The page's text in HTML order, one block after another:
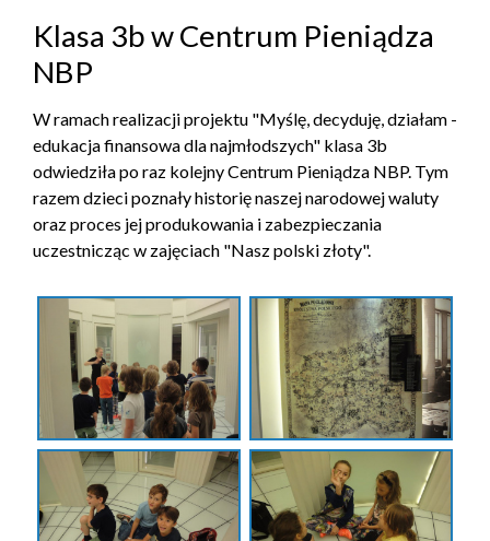
Klasa 3b w Centrum Pieniądza
NBP
W ramach realizacji projektu "Myślę, decyduję, działam -
edukacja finansowa dla najmłodszych" klasa 3b
odwiedziła po raz kolejny Centrum Pieniądza NBP. Tym
razem dzieci poznały historię naszej narodowej waluty
oraz proces jej produkowania i zabezpieczania
uczestnicząc w zajęciach "Nasz polski złoty".